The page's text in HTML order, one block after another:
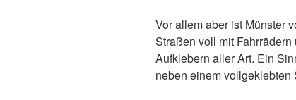
Vor allem aber ist Münster
Straßen voll mit
Aufklebern aller Art. Ein
neben einem